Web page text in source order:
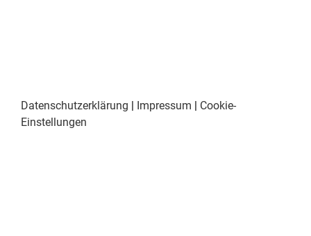
Datenschutzerklärung | Impressum | Cookie-
Einstellungen